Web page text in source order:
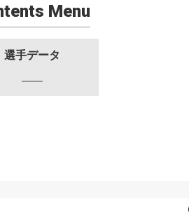
Menu
選手データ